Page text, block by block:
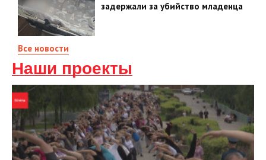
задержали за убийство младенца
Все новости
Наши проекты